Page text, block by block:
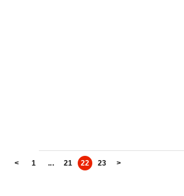
< 1 ... 21 22 23 >